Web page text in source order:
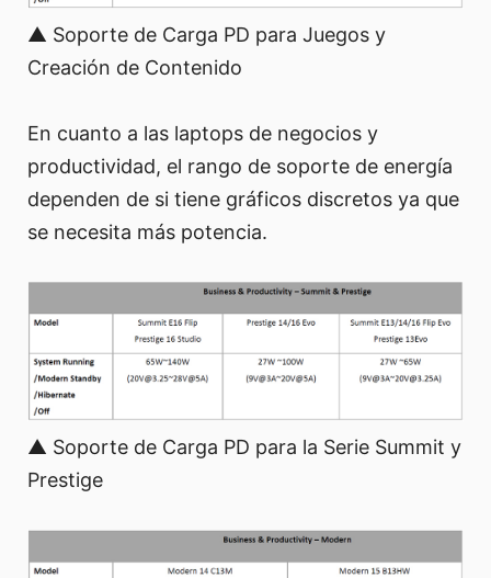
▲ Soporte de Carga PD para Juegos y
Creación de Contenido
En cuanto a las laptops de negocios y
productividad, el rango de soporte de energía
dependen de si tiene gráficos discretos ya que
se necesita más potencia.
▲ Soporte de Carga PD para la Serie Summit y
Prestige